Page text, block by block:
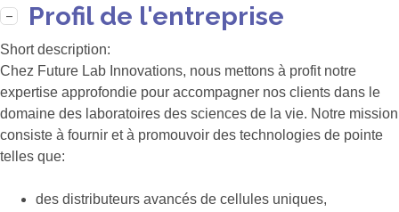
Profil de l'entreprise
Short description:
Chez Future Lab Innovations, nous mettons à profit notre
expertise approfondie pour accompagner nos clients dans le
domaine des laboratoires des sciences de la vie. Notre mission
consiste à fournir et à promouvoir des technologies de pointe
telles que:
des distributeurs avancés de cellules uniques,